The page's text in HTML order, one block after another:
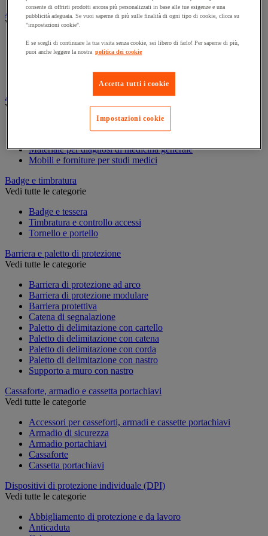
Assorbente industriale
Vedi tutte le categorie
Assorbente
Barriera anti-inquinamento e sistema di deviazione delle
Attrezzatura e mobili per studi medici
Vedi tutte le categorie
Armadietto pronto soccorso
Materiale per diagnosi di medicina generale
Mobili e forniture per studi medici
Badge e timbratura
Vedi tutte le categorie
Badge e tessera
Timbratura e controllo accessi
Tornello e portello
Barriera e paletto di protezione
Vedi tutte le categorie
Barriera di protezione ad arco
Barriera di protezione modulare
Barriera protettiva
Catena di segnalazione
Paletto di delimitazione con cartello
Paletto di delimitazione con catena
Paletto di delimitazione con corda
Paletto di delimitazione con nastro
Supporto a muro con nastro
Cassaforte, armadio e cassetta portachiavi
Vedi tutte le categorie
Accessori per casseforti, armadi e cassette portachiavi
Armadio di sicurezza
Armadio portachiavi
Cassaforte
Cassetta portachiavi
Dispositivi di protezione individuale (DPI)
Vedi tutte le categorie
Abbigliamento di protezione e da lavoro
Anticaduta
consente di offrirti prodotti ancora più personalizzati in base alle tue esigenze e una
pubblicità adeguata. Se vuoi saperne di più sulle finalità di ogni tipo di cookie, clicca su
"impostazioni cookie".
E se scegli di continuare la tua visita senza cookie, sei libero di farlo! Per saperne di più,
puoi anche leggere la nostra politica dei cookie
Accetta tutti i cookie
Impostazioni cookie